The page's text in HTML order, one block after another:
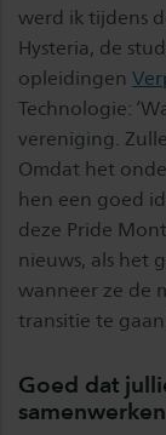
werd ik tijdens
Hysteria, de
opleidingen
Technologie:
vereniging.
Omdat het
hen een goed
deze Pride
nieuws, als het
wanneer ze de
transitie te
Goed dat